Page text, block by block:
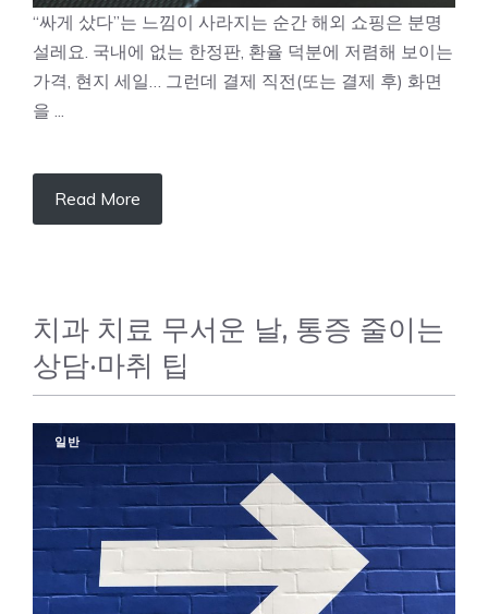
“싸게 샀다”는 느낌이 사라지는 순간 해외 쇼핑은 분명
설레요. 국내에 없는 한정판, 환율 덕분에 저렴해 보이는
가격, 현지 세일… 그런데 결제 직전(또는 결제 후) 화면
을 ...
Read More
치과 치료 무서운 날, 통증 줄이는
상담·마취 팁
일반